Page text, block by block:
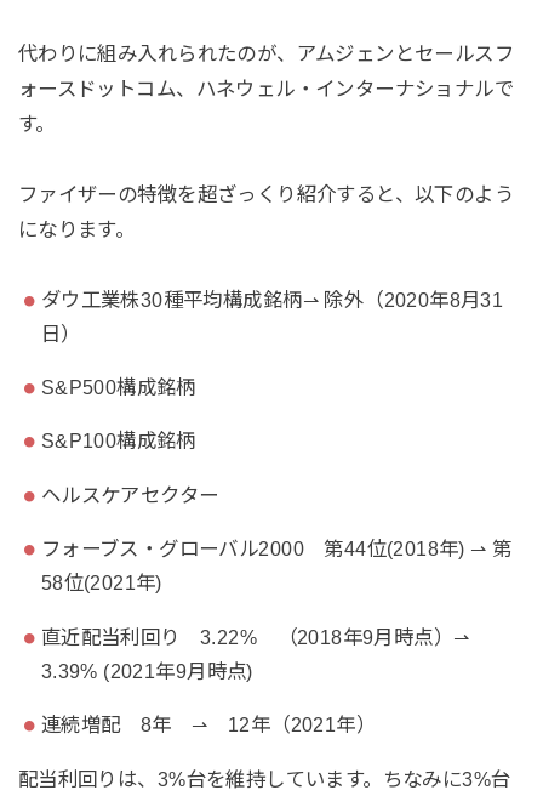
代わりに組み入れられたのが、アムジェンとセールスフ
ォースドットコム、ハネウェル・インターナショナルで
す。
ファイザーの特徴を超ざっくり紹介すると、以下のよう
になります。
ダウ工業株30種平均構成銘柄⇀ 除外（2020年8月31
日）
S&P500構成銘柄
S&P100構成銘柄
ヘルスケアセクター
フォーブス・グローバル2000 第44位(2018年) ⇀ 第
58位(2021年)
直近配当利回り 3.22% （2018年9月時点）⇀
3.39% (2021年9月時点)
連続増配 8年 ⇀ 12年（2021年）
配当利回りは、3%台を維持しています。ちなみに3%台